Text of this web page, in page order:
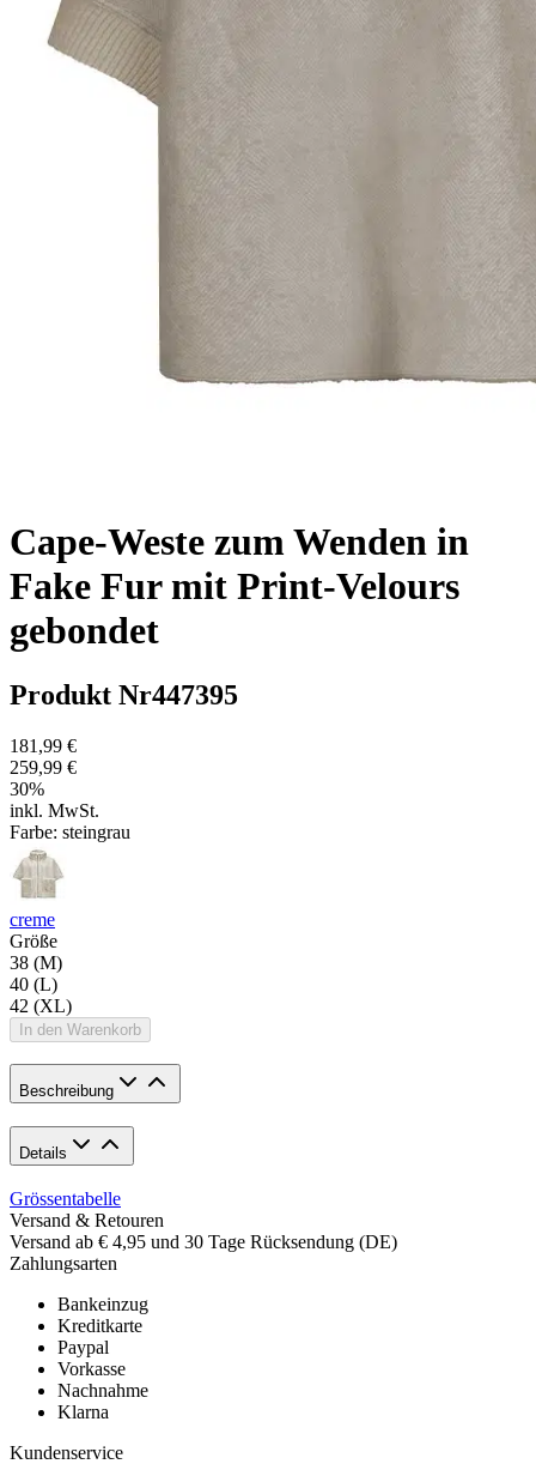
Cape-Weste zum Wenden in
Fake Fur mit Print-Velours
gebondet
Produkt Nr447395
181,99 €
259,99 €
30%
inkl. MwSt.
Farbe: steingrau
creme
Größe
38 (M)
40 (L)
42 (XL)
In den Warenkorb
Beschreibung
Details
Grössentabelle
Versand & Retouren
Versand ab € 4,95 und 30 Tage Rücksendung (DE)
Zahlungsarten
Bankeinzug
Kreditkarte
Paypal
Vorkasse
Nachnahme
Klarna
Kundenservice